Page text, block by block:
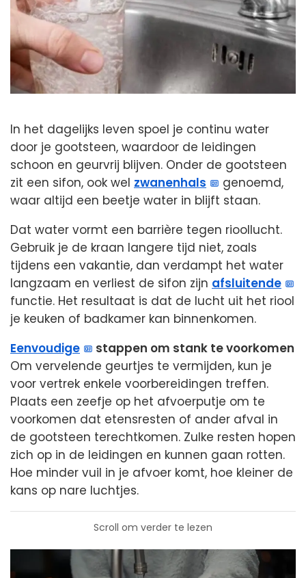
In het dagelijks leven spoel je continu water
door je gootsteen, waardoor de leidingen
schoon en geurvrij blijven. Onder de gootsteen
zit een sifon, ook wel zwanenhals
genoemd,
waar altijd een beetje water in blijft staan.
Dat water vormt een barrière tegen rioollucht.
Gebruik je de kraan langere tijd niet, zoals
tijdens een vakantie, dan verdampt het water
langzaam en verliest de sifon zijn afsluitende
functie. Het resultaat is dat de lucht uit het riool
je keuken of badkamer kan binnenkomen.
Eenvoudige
stappen om stank te voorkomen
Om vervelende geurtjes te vermijden, kun je
voor vertrek enkele voorbereidingen treffen.
Plaats een zeefje op het afvoerputje om te
voorkomen dat etensresten of ander afval in
de gootsteen terechtkomen. Zulke resten hopen
zich op in de leidingen en kunnen gaan rotten.
Hoe minder vuil in je afvoer komt, hoe kleiner de
kans op nare luchtjes.
Scroll om verder te lezen